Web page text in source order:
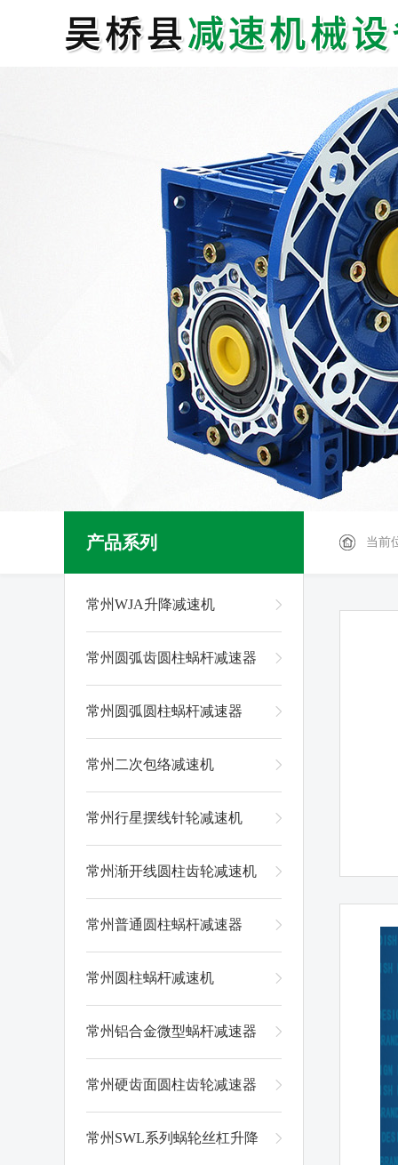
当前
产品系列
常州WJA升降减速机
常州圆弧齿圆柱蜗杆减速器
常州圆弧圆柱蜗杆减速器
常州二次包络减速机
常州行星摆线针轮减速机
常州渐开线圆柱齿轮减速机
常州普通圆柱蜗杆减速器
常州圆柱蜗杆减速机
常州铝合金微型蜗杆减速器
常州硬齿面圆柱齿轮减速器
常州SWL系列蜗轮丝杠升降